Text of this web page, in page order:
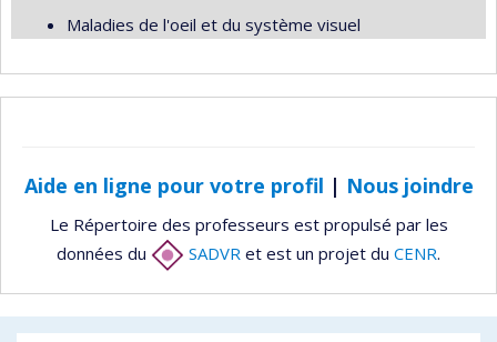
Maladies de l'oeil et du système visuel
Aide en ligne pour votre profil | Nous joindre
Le Répertoire des professeurs est propulsé par les
données du
SADVR et est un projet du CENR.